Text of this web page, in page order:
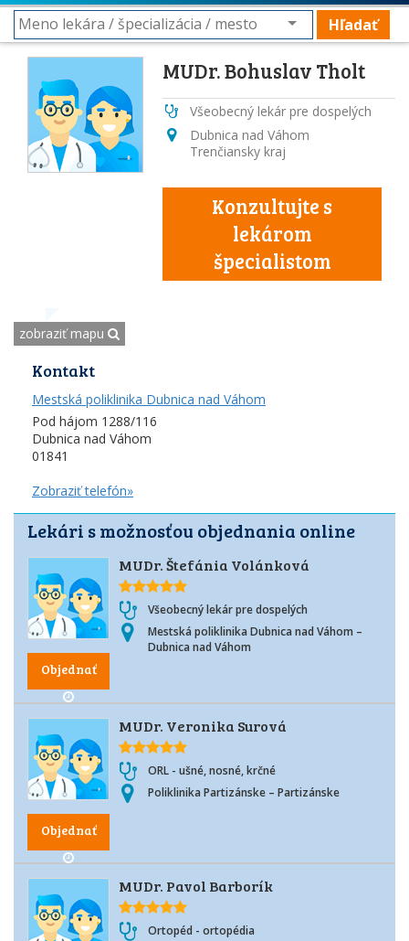
Hľadať
MUDr. Bohuslav Tholt
Všeobecný lekár pre dospelých
Dubnica nad Váhom
Trenčiansky kraj
Konzultujte s
lekárom
špecialistom
zobraziť mapu
Kontakt
Mestská poliklinika Dubnica nad Váhom
Pod hájom 1288/116
Dubnica nad Váhom
01841
Zobraziť telefón»
Lekári s možnosťou objednania online
Objednať
MUDr. Štefánia Volánková
Všeobecný lekár pre dospelých
Mestská poliklinika Dubnica nad Váhom –
Dubnica nad Váhom
Objednať
MUDr. Veronika Surová
ORL - ušné, nosné, krčné
Poliklinika Partizánske – Partizánske
MUDr. Pavol Barborík
Ortopéd - ortopédia